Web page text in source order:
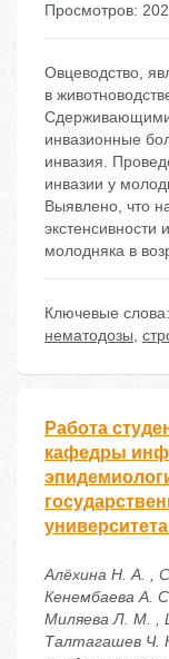
Просмотров:
Овцеводство,
в
Сдерживающими
инвазионные
инвазия.
инвазии у
Выявлено, что
экстенсивности
молодняка в
Ключевые слова:
нематодозы,
Работа
кафедры
Алёхина Н. А. ,
Кенембаева А.
Миляева Л. М. ,
Талтагашев Ч.